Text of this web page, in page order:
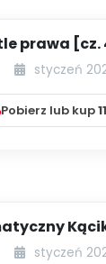
prawa
eksperta]
styczeń
Pobierz lub kup
[cz. IV]
styczeń